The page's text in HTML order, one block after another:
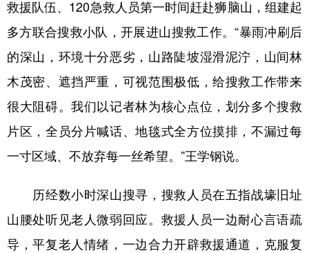
救援队伍、120急救人员第一时间赶赴狮脑山，组建起
多方联合搜救小队，开展进山搜救工作。“暴雨冲刷后
的深山，环境十分恶劣，山路陡坡湿滑泥泞，山间林
木茂密、遮挡严重，可视范围极低，给搜救工作带来
很大阻碍。我们以记者林为核心点位，划分多个搜救
片区，全员分片喊话、地毯式全方位摸排，不漏过每
一寸区域、不放弃每一丝希望。”王学钢说。
历经数小时深山搜寻，搜救人员在五指战壕旧址
山腰处听见老人微弱回应。救援人员一边耐心言语疏
导，平复老人情绪，一边合力开辟救援通道，克服复